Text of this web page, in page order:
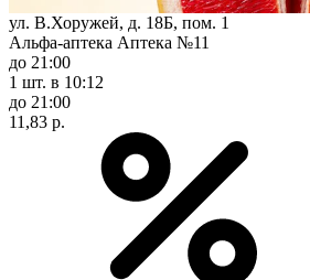
ул. В.Хоружей, д. 18Б, пом. 1
Альфа-аптека Аптека №11
до 21:00
1 шт. в 10:12
до 21:00
11,83 р.